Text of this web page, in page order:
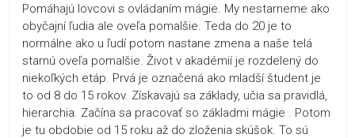
Pomáhajú lovcovi s ovládaním mágie. My nestarneme ako
obyčajní ľudia ale oveľa pomalšie. Teda do 20 je to
normálne ako u ľudí potom nastane zmena a naše telá
starnú oveľa pomalšie. Život v akadémií je rozdelený do
niekoľkých etáp. Prvá je označená ako mladší študent je
to od 8 do 15 rokov. Získavajú sa základy, učia sa pravidlá,
hierarchia. Začína sa pracovať so základmi mágie . Potom
je tu obdobie od 15 roku až do zloženia skúšok. To sú